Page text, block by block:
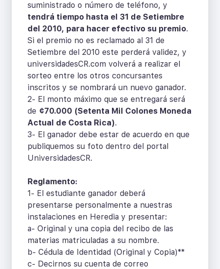
suministrado o número de teléfono, y
tendrá tiempo hasta el 31 de Setiembre
del 2010, para hacer efectivo su premio.
Si el premio no es reclamado al 31 de
Setiembre del 2010 este perderá validez, y
universidadesCR.com volverá a realizar el
sorteo entre los otros concursantes
inscritos y se nombrará un nuevo ganador.
2- El monto máximo que se entregará será
de ¢70.000 (Setenta Mil Colones Moneda
Actual de Costa Rica).
3- El ganador debe estar de acuerdo en que
publiquemos su foto dentro del portal
UniversidadesCR.
Reglamento:
1- El estudiante ganador deberá
presentarse personalmente a nuestras
instalaciones en Heredia y presentar:
a- Original y una copia del recibo de las
materias matriculadas a su nombre.
b- Cédula de Identidad (Original y Copia)**
c- Decirnos su cuenta de correo